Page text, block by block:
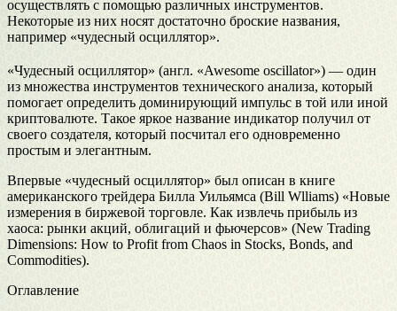
осуществлять с помощью различных инструментов.
Некоторые из них носят достаточно броские названия,
например «чудесный осциллятор».
«Чудесный осциллятор» (англ. «Awesome oscillator») — один
из множества инструментов технического анализа, который
помогает определить доминирующий импульс в той или иной
криптовалюте. Такое яркое название индикатор получил от
своего создателя, который посчитал его одновременно
простым и элегантным.
Впервые «чудесный осциллятор» был описан в книге
американского трейдера Билла Уильямса (Bill Wlliams) «Новые
измерения в биржевой торговле. Как извлечь прибыль из
хаоса: рынки акций, облигаций и фьючерсов» (New Trading
Dimensions: How to Profit from Chaos in Stocks, Bonds, and
Commodities).
Оглавление